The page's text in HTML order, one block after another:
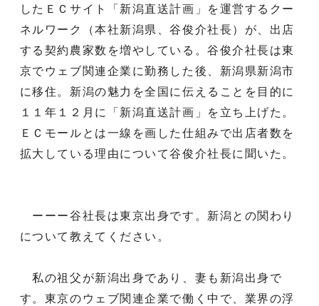
したＥＣサイト「新潟直送計画」を運営するクー
ネルワーク（本社新潟県、谷俊介社長）が、出店
する契約農家数を増やしている。谷俊介社長は東
京でウェブ関連企業に勤務した後、新潟県新潟市
に移住。新潟の魅力を全国に伝えることを目的に
１１年１２月に「新潟直送計画」を立ち上げた。
ＥＣモールとは一線を画した仕組みで出店者数を
拡大している理由について谷俊介社長に聞いた。
ーーー谷社長は東京出身です。新潟との関わり
について教えてください。
私の祖父が新潟出身であり、妻も新潟出身で
す。東京のウェブ関連企業で働く中で、業界の浮